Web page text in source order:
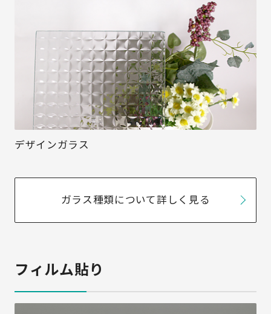
デザインガラス
ガラス種類について詳しく見る
フィルム貼り